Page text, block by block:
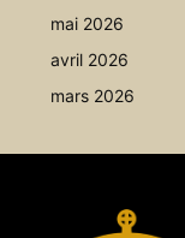
mai 2026
avril 2026
mars 2026